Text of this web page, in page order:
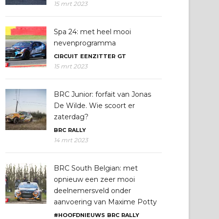
15 mrt 2023
Spa 24: met heel mooi
nevenprogramma
CIRCUIT EENZITTER GT
15 mrt 2023
BRC Junior: forfait van Jonas
De Wilde. Wie scoort er
zaterdag?
BRC RALLY
14 mrt 2023
BRC South Belgian: met
opnieuw een zeer mooi
deelnemersveld onder
aanvoering van Maxime Potty
#HOOFDNIEUWS BRC RALLY